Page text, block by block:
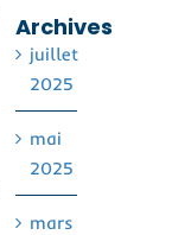
Archives
juillet
2025
mai
2025
mars